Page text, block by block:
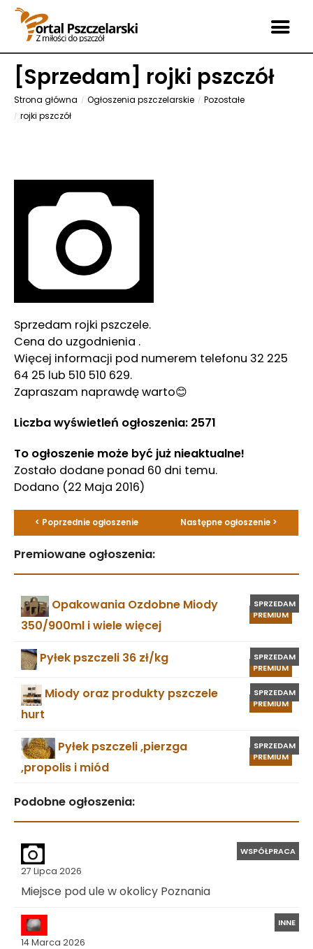
[Sprzedam] rojki pszczół
Strona główna Ogłoszenia pszczelarskie
Pozostałe
rojki pszczół
Sprzedam rojki pszczele.
Cena do uzgodnienia .
Więcej informacji pod numerem telefonu 32 225
64 25 lub 510 510 629.
Zapraszam naprawdę warto😊
Liczba wyświetleń ogłoszenia: 2571
To ogłoszenie może być już nieaktualne!
Zostało dodane ponad 60 dni temu.
Dodano (22 Maja 2016)
< Poprzednie ogłoszenie Następne ogłoszenie >
Premiowane ogłoszenia:
PREMIUM
SPRZEDAM
Opakowania Ozdobne Miody
350/900ml i wiele więcej
PREMIUM
SPRZEDAM
Pyłek pszczeli 36 zł/kg
PREMIUM
SPRZEDAM
Miody oraz produkty pszczele
hurt
PREMIUM
SPRZEDAM
Pyłek pszczeli ,pierzga
,propolis i miód
Podobne ogłoszenia:
27 Lipca 2026
WSPÓŁPRACA
Miejsce pod ule w okolicy Poznania
14 Marca 2026
INNE